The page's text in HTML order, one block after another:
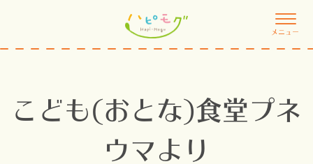
メニュー
こども(おとな)食堂プネ
ウマより